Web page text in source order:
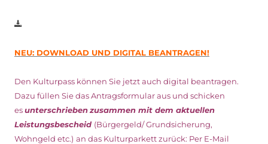
NEU: DOWNLOAD UND DIGITAL BEANTRAGEN!
Den Kulturpass können Sie jetzt auch digital beantragen.
Dazu füllen Sie das Antragsformular aus und schicken
esunterschriebenzusammen mit dem aktuellen
Leistungsbescheid (Bürgergeld/ Grundsicherung,
Wohngeld etc.) an das Kulturparkett zurück: Per E-Mail